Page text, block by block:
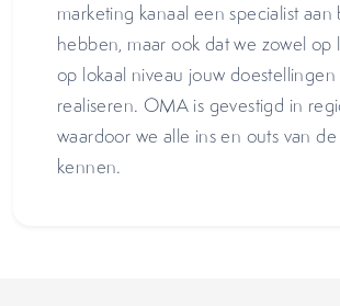
marketing kanaal een specialist aan
hebben, maar ook dat we zowel op
op lokaal niveau jouw
realiseren. OMA is gevestigd in
waardoor we alle ins en outs van de
kennen.